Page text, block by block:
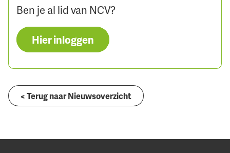
Ben je al lid van NCV?
Hier inloggen
< Terug naar Nieuwsoverzicht